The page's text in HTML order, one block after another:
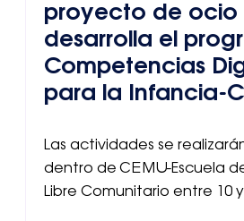
proyecto de ocio
desarrolla el
Competencias
para la Infancia-
Las actividades se
dentro de CEMU-Escuela
Libre Comunitario entre 10